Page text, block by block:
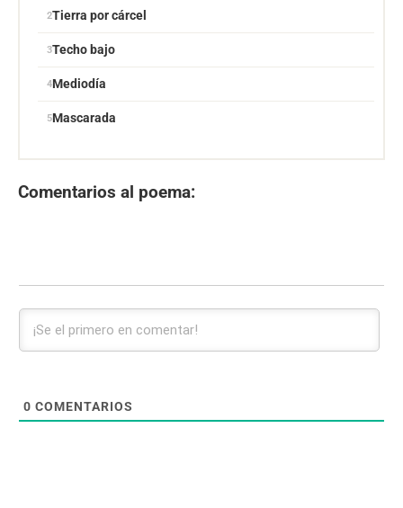
Tierra por cárcel
Techo bajo
Mediodía
Mascarada
Comentarios al poema:
0 COMENTARIOS